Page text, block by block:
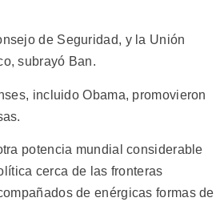
de Seguridad, y la Unión
subrayó Ban.
incluido Obama, promovieron
potencia mundial considerable
cerca de las fronteras
de enérgicas formas de